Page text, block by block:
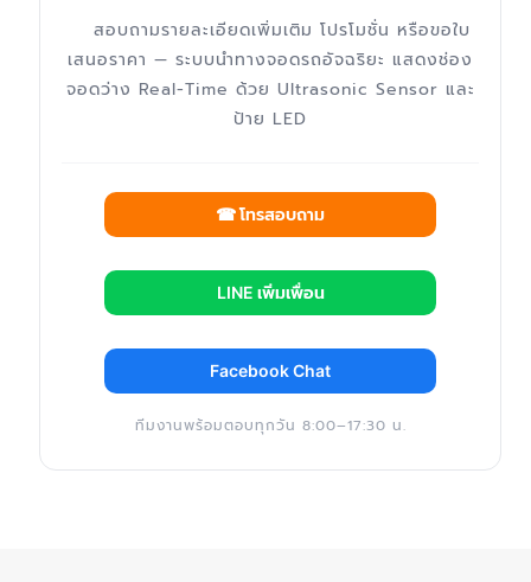
สอบถามรายละเอียดเพิ่มเติม โปรโมชั่น หรือขอใบ
เสนอราคา — ระบบนำทางจอดรถอัจฉริยะ แสดงช่อง
จอดว่าง Real-Time ด้วย Ultrasonic Sensor และ
ป้าย LED
☎ โทรสอบถาม
LINE เพิ่มเพื่อน
Facebook Chat
ทีมงานพร้อมตอบทุกวัน 8:00–17:30 น.